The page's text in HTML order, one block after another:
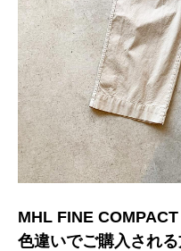
MHL FINE
色違いでご購入され